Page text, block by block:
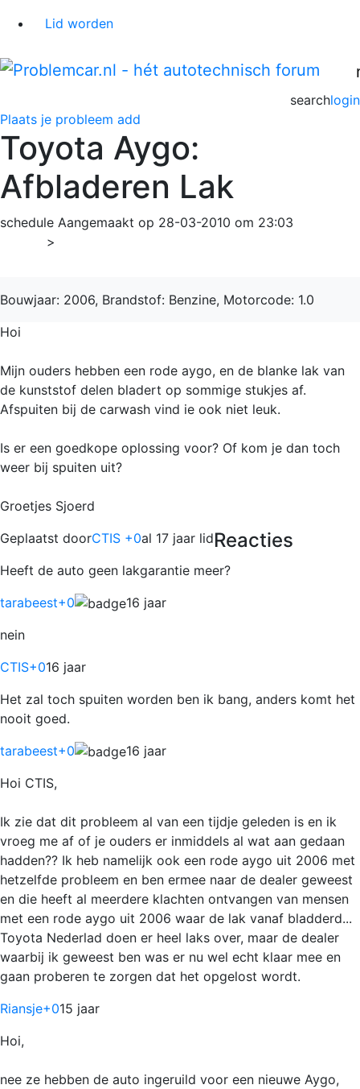
Lid worden
login
search
Plaats je probleem add
Toyota Aygo:
Afbladeren Lak
schedule Aangemaakt op 28-03-2010 om 23:03
>
Bouwjaar: 2006, Brandstof: Benzine, Motorcode: 1.0
Hoi
Mijn ouders hebben een rode aygo, en de blanke lak van
de kunststof delen bladert op sommige stukjes af.
Afspuiten bij de carwash vind ie ook niet leuk.
Is er een goedkope oplossing voor? Of kom je dan toch
weer bij spuiten uit?
Groetjes Sjoerd
Geplaatst doorCTIS +0al 17 jaar lidReacties
Heeft de auto geen lakgarantie meer?
tarabeest+0
16 jaar
nein
CTIS+016 jaar
Het zal toch spuiten worden ben ik bang, anders komt het
nooit goed.
tarabeest+0
16 jaar
Hoi CTIS,
Ik zie dat dit probleem al van een tijdje geleden is en ik
vroeg me af of je ouders er inmiddels al wat aan gedaan
hadden?? Ik heb namelijk ook een rode aygo uit 2006 met
hetzelfde probleem en ben ermee naar de dealer geweest
en die heeft al meerdere klachten ontvangen van mensen
met een rode aygo uit 2006 waar de lak vanaf bladderd...
Toyota Nederlad doen er heel laks over, maar de dealer
waarbij ik geweest ben was er nu wel echt klaar mee en
gaan proberen te zorgen dat het opgelost wordt.
Riansje+015 jaar
Hoi,
nee ze hebben de auto ingeruild voor een nieuwe Aygo,